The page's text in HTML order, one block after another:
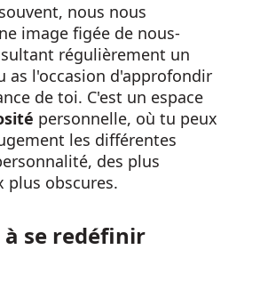
nous nous
image figée de nous-
régulièrement un
as l'occasion d'approfondir
de toi. C'est un espace
personnelle, où tu peux
les différentes
des plus
plus obscures.
se redéfinir